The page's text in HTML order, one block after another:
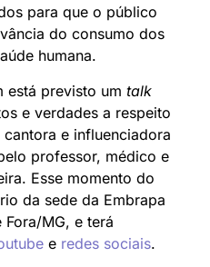
para que o público
do consumo dos
humana.
está previsto um talk
e verdades a respeito
e influenciadora
professor, médico e
Esse momento do
da sede da Embrapa
MG, e terá
e redes sociais.